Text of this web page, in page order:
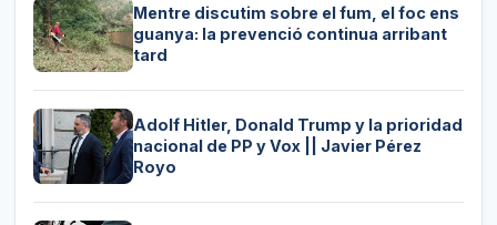
Mentre discutim sobre el fum, el foc ens
guanya: la prevenció continua arribant
tard
Adolf Hitler, Donald Trump y la prioridad
nacional de PP y Vox || Javier Pérez
Royo